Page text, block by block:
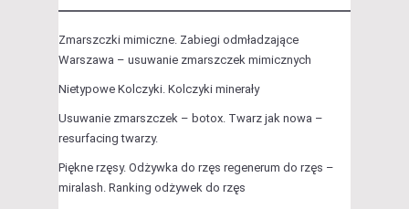
Zmarszczki mimiczne. Zabiegi odmładzające
Warszawa – usuwanie zmarszczek mimicznych
Nietypowe Kolczyki. Kolczyki minerały
Usuwanie zmarszczek – botox. Twarz jak nowa –
resurfacing twarzy.
Piękne rzęsy. Odżywka do rzęs regenerum do rzęs –
miralash. Ranking odżywek do rzęs